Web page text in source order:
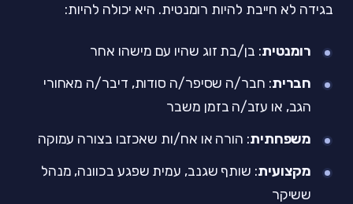
בגידה לא חייבת להיות רומנטית. היא יכולה להיות:
רומנטית: בן/בת זוג שהיו עם מישהו אחר
חברית: חבר/ה שסיפר/ה סודות, דיבר/ה מאחורי
הגב, או עזב/ה בזמן משבר
משפחתית: הורה או אח/ות שאכזבו בצורה עמוקה
מקצועית: שותף שגנב, עמית שפגע בכוונה, מנהל
ששיקר